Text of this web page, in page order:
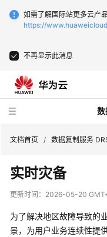
如需了解国际站更多云产
https://
不再显示此消息
数
最
新
态
文档首页 / 数据复制服务
实时灾备
更新时间： 2026-05-20
为了解决地区故障导致的
景，为用户业务连续性提